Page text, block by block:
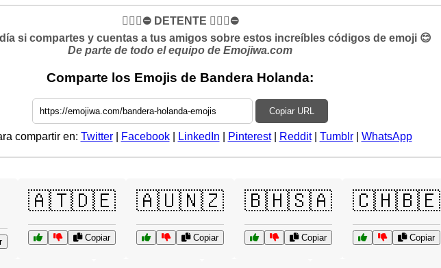
✋🏻🛑⛔️ DETENTE ✋🏻🛑⛔️
si compartes y cuentas a tus amigos sobre estos increíbles códigos de emoji 😊
De parte de todo el equipo de Emojiwa.com
Comparte los Emojis de Bandera Holanda:
Copiar URL
compartir en: Twitter| Facebook| LinkedIn Pinterest| Reddit| Tumblr| WhatsApp
🇦🇹🇩🇪
Copiar
🇦🇺🇳🇿
Copiar
🇧🇭🇸🇦
Copiar
🇨🇭🇧🇪
Copiar